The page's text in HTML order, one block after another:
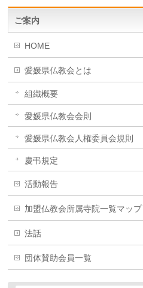
ご案内
HOME
愛媛県仏教会とは
組織概要
愛媛県仏教会会則
愛媛県仏教会人権委員会規則
慶弔規定
活動報告
加盟仏教会所属寺院一覧マップ
法話
団体賛助会員一覧